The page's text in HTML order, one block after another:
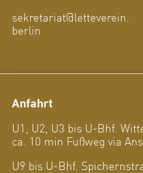
sekretariat@letteverein.
berlin
Anfahrt
U1, U2, U3 bis U-Bhf.
ca. 10 min Fußweg via
U9 bis U-Bhf.